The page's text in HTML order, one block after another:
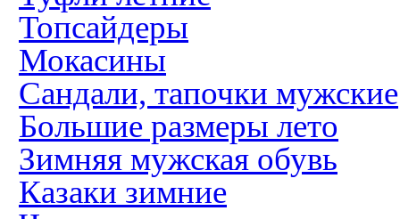
Топсайдеры
Мокасины
Сандали, тапочки мужские
Большие размеры лето
Зимняя мужская обувь
Казаки зимние